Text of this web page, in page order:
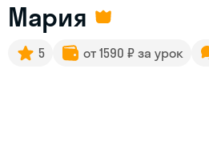
Мария
5 от 1590 ₽ за урок